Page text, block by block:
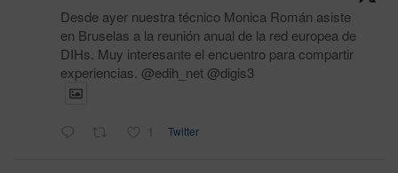
Desde ayer nuestra técnico Monica Román asiste
en Bruselas a la reunión anual de la red europea de
DIHs. Muy interesante el encuentro para compartir
experiencias. @edih_net @digis3
1 Twitter